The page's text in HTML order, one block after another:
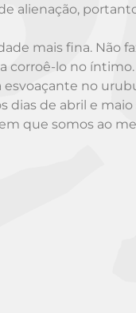
alienação,
mais fina. Não
corroê-lo no íntimo.
no
dias de abril e maio
que somos ao